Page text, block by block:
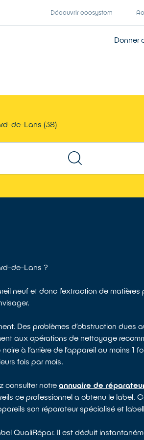
Découvrir ecosystem
Donner
de-Lans (38)
de-Lans ?
neuf et donc l’extraction de matières
Des problèmes d’obstruction dues
aux opérations de nettoyage
à l’arrière de l’appareil au moins 1
fois par mois.
consulter notreannuaire de
ce professionnel a obtenu le label.
son réparateur spécialisé et
QualiRépar. Il est déduit